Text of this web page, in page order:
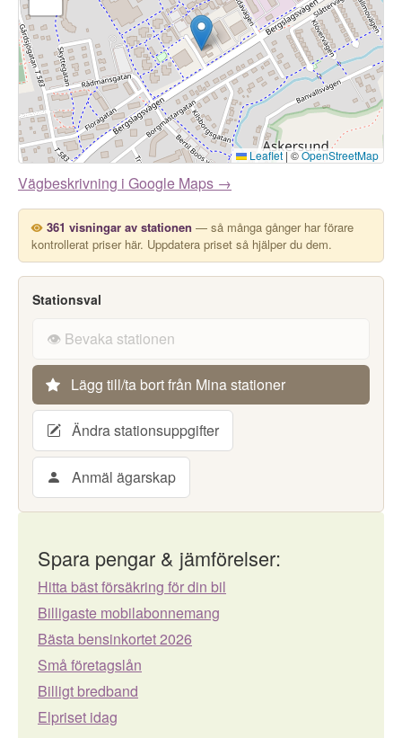
Leaflet |©OpenStreetMap
Vägbeskrivning i Google Maps →
361 visningar av stationen — så många gånger har förare
kontrollerat priser här. Uppdatera priset så hjälper du dem.
Stationsval
👁️ Bevaka stationen
Lägg till/ta bort från Mina stationer
Ändra stationsuppgifter
Anmäl ägarskap
Spara pengar & jämförelser:
Hitta bäst försäkring för din bil
Billigaste mobilabonnemang
Bästa bensinkortet 2026
Små företagslån
Billigt bredband
Elpriset idag